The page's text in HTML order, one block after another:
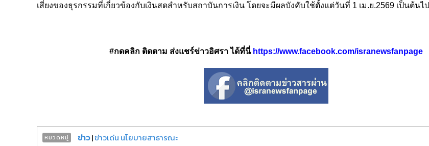
เสี่ยงของธุรกรรมที่เกี่ยวข้องกับเงินสดสำหรับสถาบันการเงิน โดยจะมีผลบังคับใช้ตั้งแต่วันที่ 1 เม.ย.2569 เป็นต้นไป
#กดคลิก ติดตาม ส่งแชร์ข่าวอิศรา ได้ที่นี่ https://www.facebook.com/isranewsfanpage
หมวดหมู่ ข่าว|ข่าวเด่น นโยบายสาธารณะ